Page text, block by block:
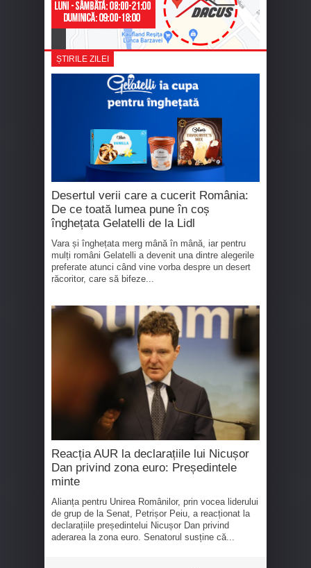
ȘTIRILE ZILEI
Desertul verii care a cucerit România:
De ce toată lumea pune în coș
înghețata Gelatelli de la Lidl
Vara și înghețata merg mână în mână, iar pentru
mulți români Gelatelli a devenit una dintre alegerile
preferate atunci când vine vorba despre un desert
răcoritor, care să bifeze...
Reacția AUR la declarațiile lui Nicușor
Dan privind zona euro: Președintele
minte
Alianța pentru Unirea Românilor, prin vocea liderului
de grup de la Senat, Petrișor Peiu, a reacționat la
declarațiile președintelui Nicușor Dan privind
aderarea la zona euro. Senatorul susține că...